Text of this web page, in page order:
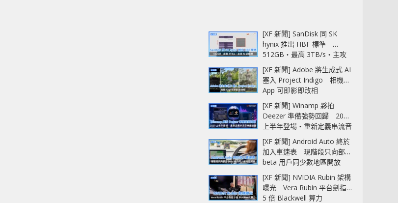
[XF 新聞] SanDisk 同 SK
hynix 推出 HBF 標準
512GB‧最高 3TB/s‧主攻
AI 記憶體
[XF 新聞] Adobe 將生成式 AI
塞入 Project Indigo 相機
App 可即影即改相
[XF 新聞] Winamp 夥拍
Deezer 準備強勢回歸 2027
上半年登場‧重新定義串流音
樂播放器
[XF 新聞] Android Auto 終於
加入車速表 現階段只向部分
beta 用戶同少數地區開放
[XF 新聞] NVIDIA Rubin 架構
曝光 Vera Rubin 平台劍指
5 倍 Blackwell 算力